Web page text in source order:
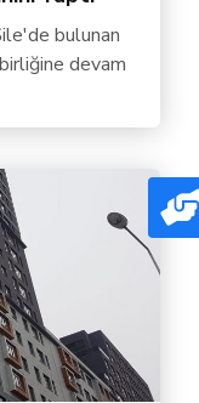
bulunan
devam